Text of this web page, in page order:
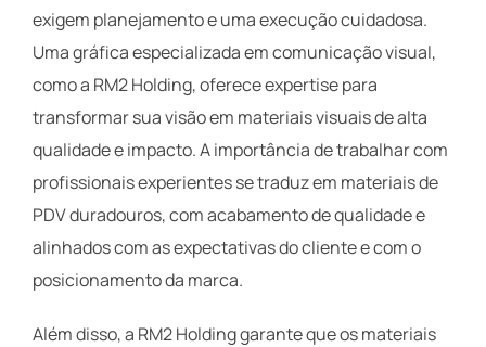
exigem planejamento e uma execução cuidadosa.
Uma gráfica especializada em comunicação visual,
como a RM2 Holding, oferece expertise para
transformar sua visão em materiais visuais de alta
qualidade e impacto. A importância de trabalhar com
profissionais experientes se traduz em materiais de
PDV duradouros, com acabamento de qualidade e
alinhados com as expectativas do cliente e com o
posicionamento da marca.
Além disso, a RM2 Holding garante que os materiais